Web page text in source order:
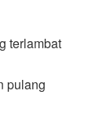
terlambat
pulang